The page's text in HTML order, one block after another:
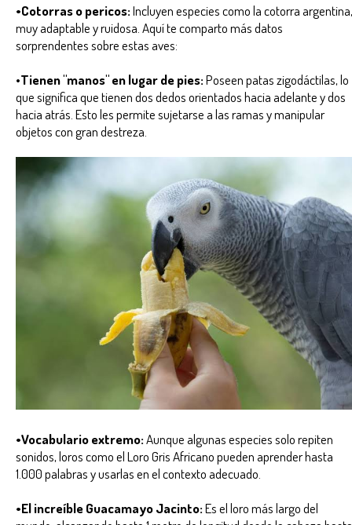
•Cotorras o pericos:Incluyen especies como la cotorra argentina,
muy adaptable y ruidosa. Aquí te comparto más datos
sorprendentes sobre estas aves:
•Tienen "manos" en lugar de pies:Poseen patas zigodáctilas, lo
que significa que tienen dos dedos orientados hacia adelante y dos
hacia atrás. Esto les permite sujetarse a las ramas y manipular
objetos con gran destreza.
•Vocabulario extremo:Aunque algunas especies solo repiten
sonidos, loros como el Loro Gris Africano pueden aprender hasta
1.000 palabras y usarlas en el contexto adecuado.
•El increíble Guacamayo Jacinto:Es el loro más largo del